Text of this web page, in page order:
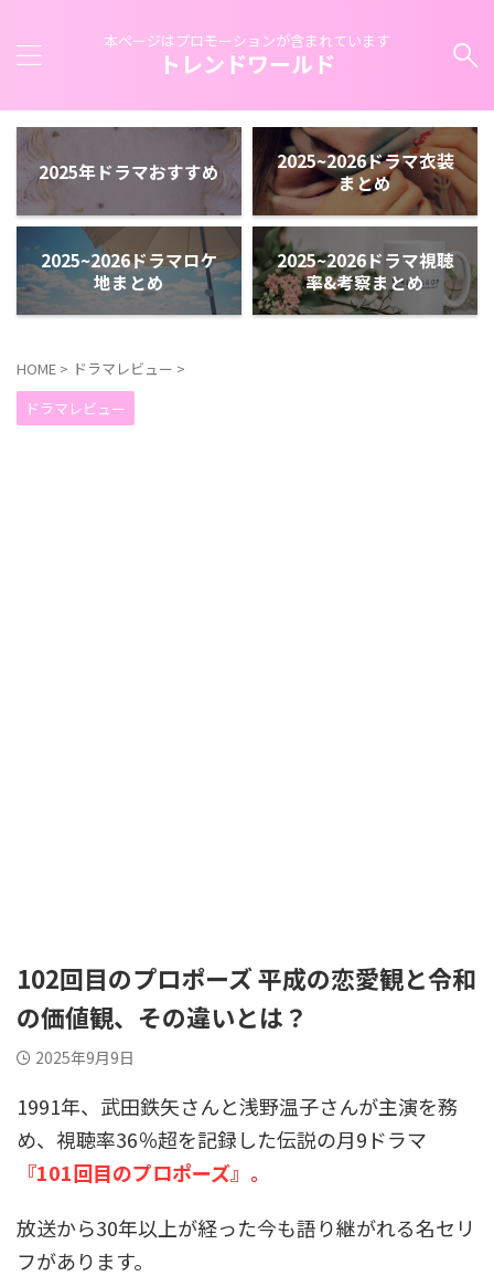
本ページはプロモーションが含まれています
トレンドワールド
2025年ドラマおすすめ
2025~2026ドラマ衣装
まとめ
2025~2026ドラマロケ
地まとめ
2025~2026ドラマ視聴
率&考察まとめ
HOME > ドラマレビュー >
ドラマレビュー
102回目のプロポーズ 平成の恋愛観と令和
の価値観、その違いとは？
2025年9月9日
1991年、武田鉄矢さんと浅野温子さんが主演を務
め、視聴率36％超を記録した伝説の月9ドラマ
『101回目のプロポーズ』。
放送から30年以上が経った今も語り継がれる名セリ
フがあります。